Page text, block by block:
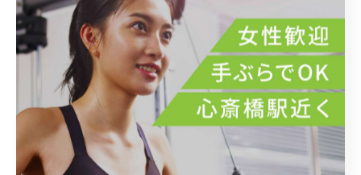
パーソナルトレーニングで注目される最新トレンド
パーソナルトレーニングは、近年ますます個別化・多様
化が進み、従来のダイエットや筋力アップに加えて、ボ
ディメイクやライフスタイル改善、健康維持など幅広い
目的に対応する傾向が強まっています。特に心斎橋駅周
辺では、女性専用や手ぶらで通えるジム、短時間でも効
果を実感できるプログラムの導入が増加。利用者のライ